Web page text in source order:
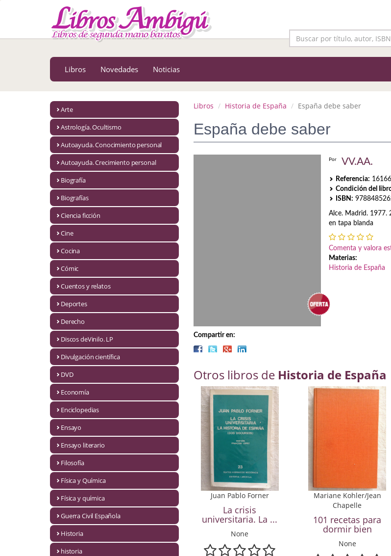
MENÚ PRINCIPAL
Astrología. Ocultismo
Autoayuda. Conocimiento personal
Autoayuda. Crecimiento personal
Ciencia ficción
Cuentos y relatos
Discos deVinilo. LP
Divulgación científica
Ensayo literario
Libros Novedades Noticias
Arte
Astrología. Ocultismo
Autoayuda. Conocimiento personal
Autoayuda. Crecimiento personal
Biografía
Biografías
Ciencia ficción
Cine
Cocina
Cómic
Cuentos y relatos
Deportes
Derecho
Discos deVinilo. LP
Divulgación científica
DVD
Economía
Enciclopedias
Ensayo
Ensayo literario
Filosofía
Física y Química
Física y química
Guerra Civil Española
Historia
historia
Libros Historia de España España debe saber
España debe saber
Compartir en:
Por VV.AA.
Referencia:
Condición del
ISBN:
Alce. Madrid. 1977.
en tapa blanda
Comenta y valora
Materias:
Historia de España
Otros libros de Historia de España
Juan Pablo Forner
La crisis
universitaria. La ...
None
Mariane Kohler/Jean
Chapelle
101 recetas para
dormir bien
None